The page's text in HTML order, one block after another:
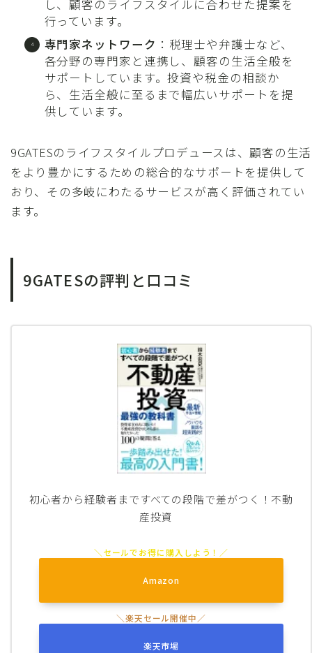
し、顧客のライフスタイルに合わせた提案を
行っています。
専門家ネットワーク ：税理士や弁護士など、
各分野の専門家と連携し、顧客の生活全般を
サポートしています。投資や税金の相談か
ら、生活全般に至るまで幅広いサポートを提
供しています。
9GATESのライフスタイルプロデュースは、顧客の生活
をより豊かにするための総合的なサポートを提供して
おり、その多岐にわたるサービスが高く評価されてい
ます。
9GATESの評判と口コミ
初心者から経験者まですべての段階で差がつく！不動
産投資
Amazon
楽天市場